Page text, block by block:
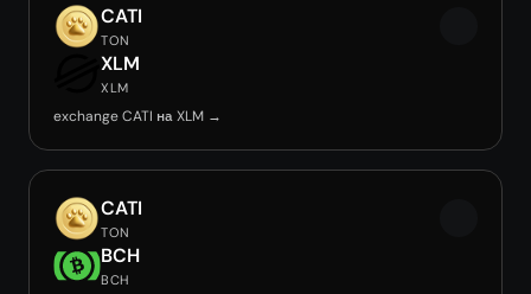
CATI
TON
XLM
XLM
exchange CATI на XLM →
CATI
TON
BCH
BCH